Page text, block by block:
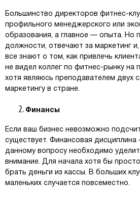
Большинство директоров фитнес-
профильного менеджерского или
образования, а главное — опыта. Но
должности, отвечают за маркетинг
все знают о том, как привлечь
не видел коллег по фитнес-рынку на
хотя являюсь преподавателем двух
маркетингу в стране.
Финансы
Если ваш бизнес невозможно
существует. Финансовая
данному вопросу необходимо
внимание. Для начала хотя бы
брать деньги из кассы. В больших
маленьких случается повсеместно.